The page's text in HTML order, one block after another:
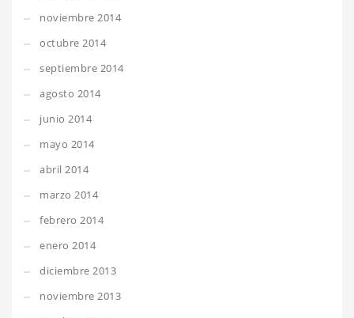
noviembre 2014
octubre 2014
septiembre 2014
agosto 2014
junio 2014
mayo 2014
abril 2014
marzo 2014
febrero 2014
enero 2014
diciembre 2013
noviembre 2013